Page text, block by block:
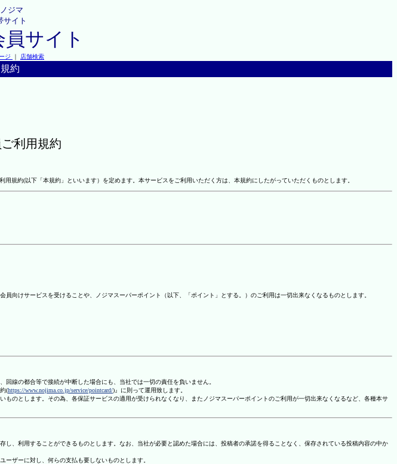
ジマ
サイト
サイト
ジ ｜ 店舗検索
約
利用規約
規約(以下「本規約」といいます）を定めます。本サービスをご利用いただく方は、本規約にしたがっていただくものとします。
向けサービスを受けることや、ノジマスーパーポイント（以下、「ポイント」とする。）のご利用は一切出来なくなるものとします。
線の都合等で接続が中断した場合にも、当社では一切の責任を負いません。
(https://www.nojima.co.jp/service/pointcard/)』に則って運用致します。
のとします。その為、各保証サービスの適用が受けられなくなり、またノジマスーパーポイントのご利用が一切出来なくなるなど、各種本サ
、利用することができるものとします。なお、当社が必要と認めた場合には、投稿者の承諾を得ることなく、保存されている投稿内容の中か
ザーに対し、何らの支払も要しないものとします。